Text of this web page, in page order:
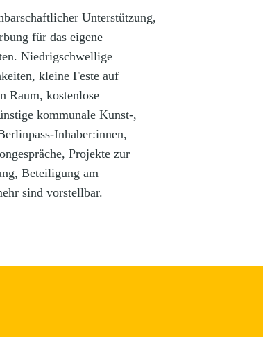
Unterstützung,
für das eigene
Niedrigschwellige
kleine Feste auf
Raum, kostenlose
kommunale Kunst-,
Inhaber:innen,
Projekte zur
Beteiligung am
sind vorstellbar.